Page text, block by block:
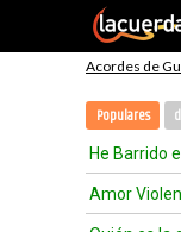
Acordes de
Populares
He Barrido
Amor